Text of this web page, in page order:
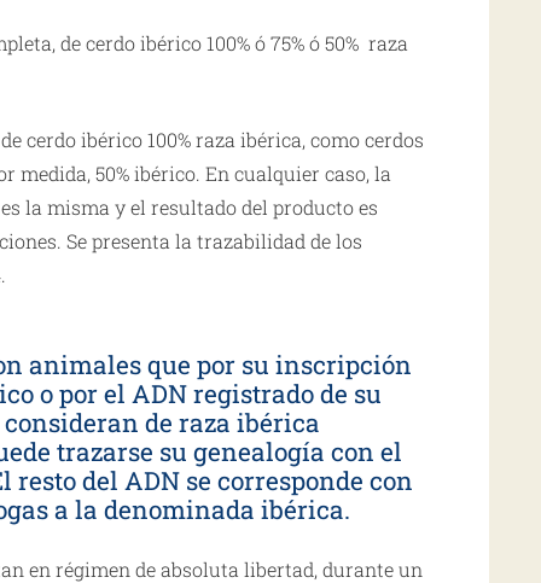
de cerdo ibérico 100% ó 75% ó 50% raza
cerdo ibérico 100% raza ibérica, como cerdos
medida, 50% ibérico. En cualquier caso, la
la misma y el resultado del producto es
Se presenta la trazabilidad de los
animales que por su inscripción
o por el ADN registrado de su
de raza ibérica
trazarse su genealogía con el
resto del ADN se corresponde con
a la denominada ibérica.
en régimen de absoluta libertad, durante un